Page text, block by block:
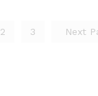
2 3 Next